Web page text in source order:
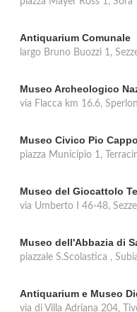
Antiquarium Comunale
largo Bruno Buozzi 1,
Museo Archeologico
via Flacca km 16.6,
Museo Civico Pio
piazza Municipio 1,
Museo del Giocattolo
via Umberto I 46-48, Sezze
Museo dell'Abbazia di
piazzale S.Scolastica ,
Antiquarium e Museo
via di Villa Adriana 204,